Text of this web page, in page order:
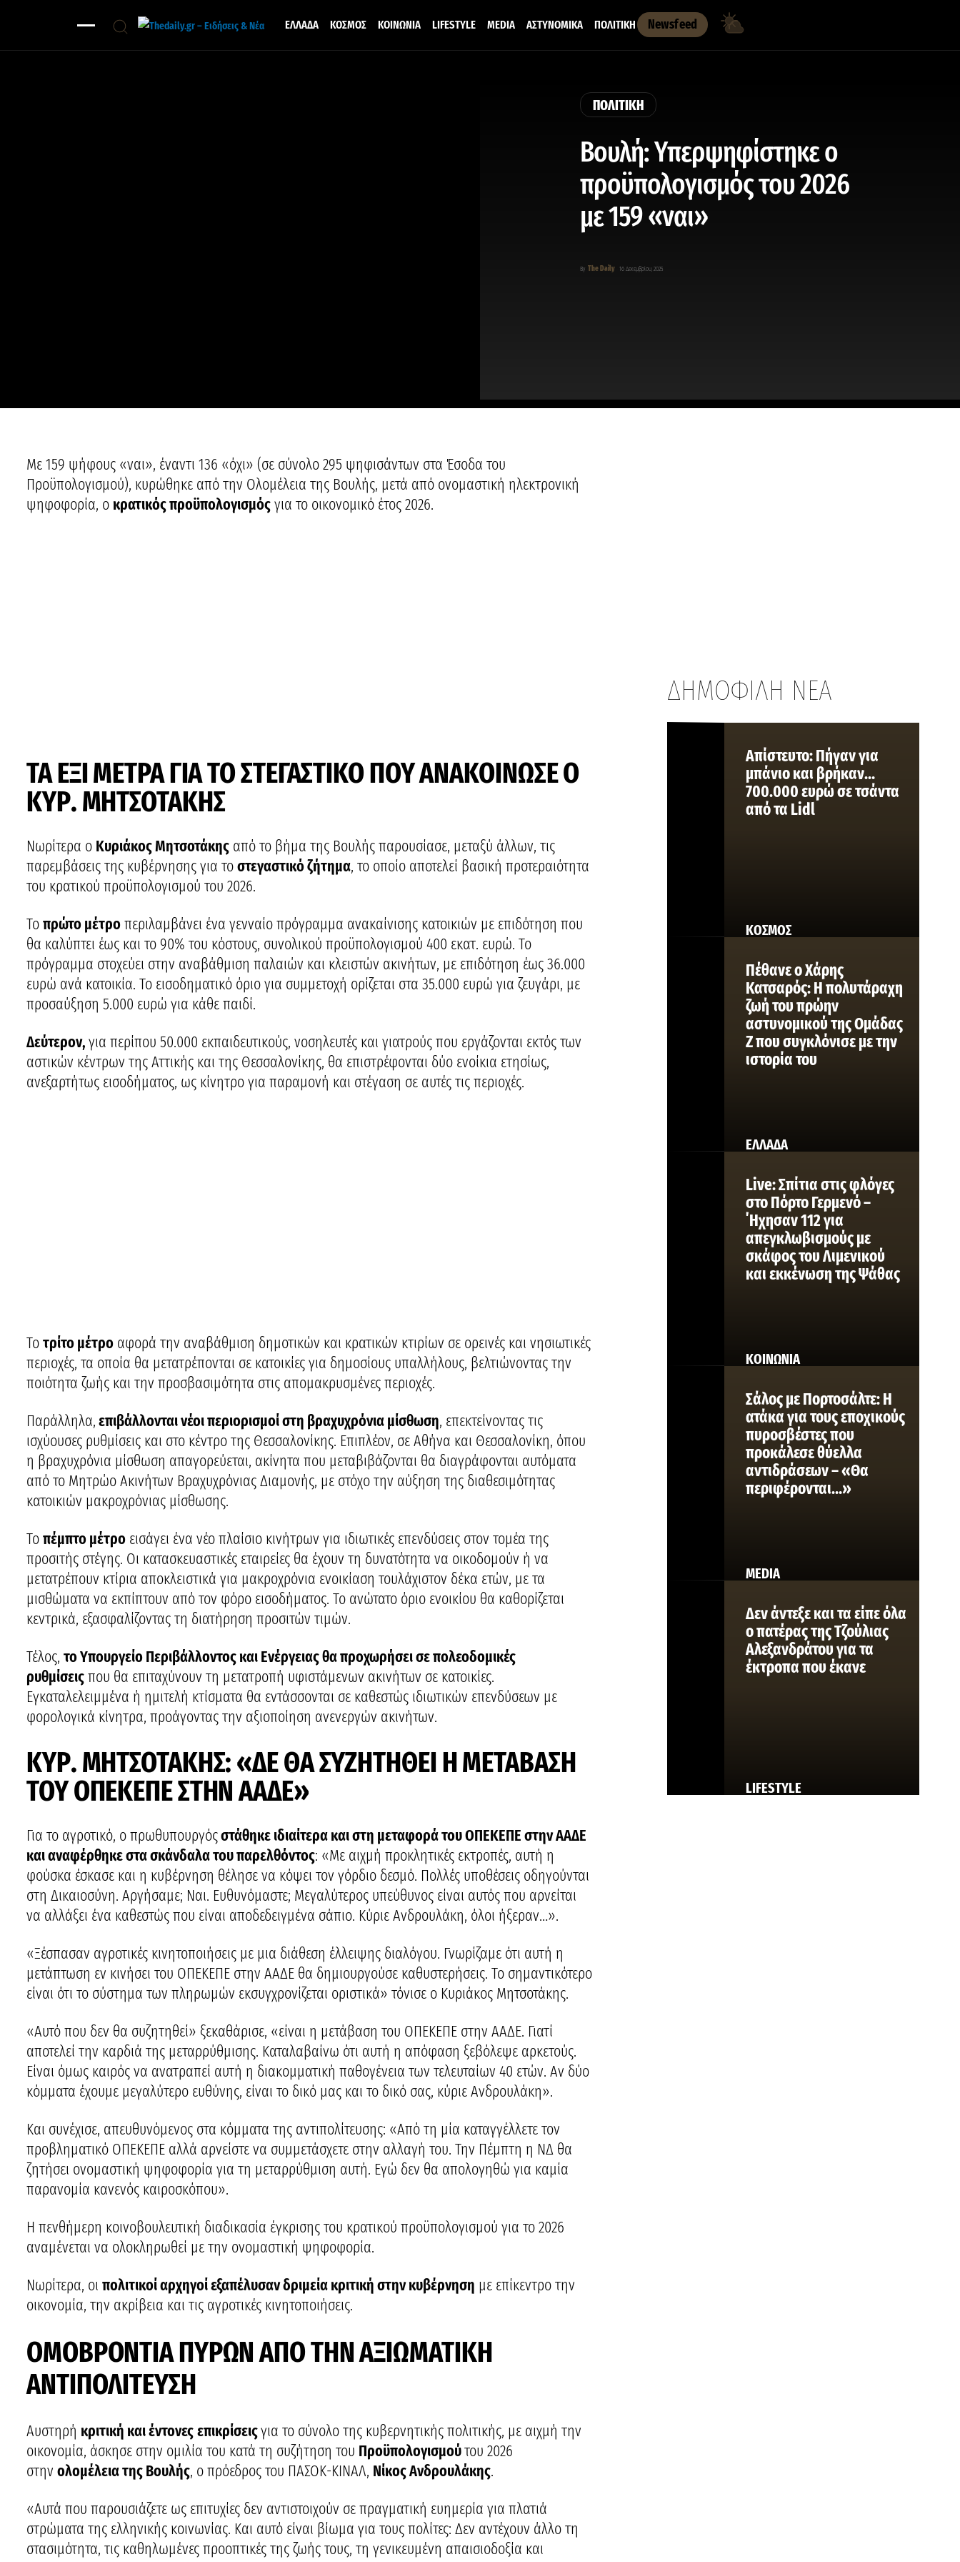
ΕΛΛΑΔΑ ΚΟΣΜΟΣ ΚΟΙΝΩΝΙΑ LIFESTYLE MEDIA ΑΣΤΥΝΟΜΙΚΑ ΠΟΛΙΤΙΚΗ Newsfeed
ΠΟΛΙΤΙΚΗ
Βουλή: Υπερψηφίστηκε ο
προϋπολογισμός του 2026
με 159 «ναι»
By The Daily 16 Δεκεμβρίου, 2025
Με 159 ψήφους «ναι», έναντι 136 «όχι» (σε σύνολο 295 ψηφισάντων στα Έσοδα του
Προϋπολογισμού), κυρώθηκε από την Ολομέλεια της Βουλής, μετά από ονομαστική ηλεκτρονική
ψηφοφορία, οκρατικός προϋπολογισμόςγια το οικονομικό έτος 2026.
ΤΑ ΕΞΙ ΜΕΤΡΑ ΓΙΑ ΤΟ ΣΤΕΓΑΣΤΙΚΟ ΠΟΥ ΑΝΑΚΟΙΝΩΣΕ Ο
ΚΥΡ. ΜΗΤΣΟΤΑΚΗΣ
Νωρίτερα ο Κυριάκος Μητσοτάκης από το βήμα της Βουλής παρουσίασε, μεταξύ άλλων, τις
παρεμβάσεις της κυβέρνησης για τοστεγαστικό ζήτημα, το οποίο αποτελεί βασική προτεραιότητα
του κρατικού προϋπολογισμού του 2026.
Τοπρώτο μέτροπεριλαμβάνει ένα γενναίο πρόγραμμα ανακαίνισης κατοικιών με επιδότηση που
θα καλύπτει έως και το 90% του κόστους, συνολικού προϋπολογισμού 400 εκατ. ευρώ. Το
πρόγραμμα στοχεύει στην αναβάθμιση παλαιών και κλειστών ακινήτων, με επιδότηση έως 36.000
ευρώ ανά κατοικία. Το εισοδηματικό όριο για συμμετοχή ορίζεται στα 35.000 ευρώ για ζευγάρι, με
προσαύξηση 5.000 ευρώ για κάθε παιδί.
Δεύτερον,για περίπου 50.000 εκπαιδευτικούς, νοσηλευτές και γιατρούς που εργάζονται εκτός των
αστικών κέντρων της Αττικής και της Θεσσαλονίκης, θα επιστρέφονται δύο ενοίκια ετησίως,
ανεξαρτήτως εισοδήματος, ως κίνητρο για παραμονή και στέγαση σε αυτές τις περιοχές.
Τοτρίτο μέτρο αφορά την αναβάθμιση δημοτικών και κρατικών κτιρίων σε ορεινές και νησιωτικές
περιοχές, τα οποία θα μετατρέπονται σε κατοικίες για δημοσίους υπαλλήλους, βελτιώνοντας την
ποιότητα ζωής και την προσβασιμότητα στις απομακρυσμένες περιοχές.
Παράλληλα,επιβάλλονται νέοι περιορισμοί στη βραχυχρόνια μίσθωση, επεκτείνοντας τις
ισχύουσες ρυθμίσεις και στο κέντρο της Θεσσαλονίκης. Επιπλέον, σε Αθήνα και Θεσσαλονίκη, όπου
η βραχυχρόνια μίσθωση απαγορεύεται, ακίνητα που μεταβιβάζονται θα διαγράφονται αυτόματα
από το Μητρώο Ακινήτων Βραχυχρόνιας Διαμονής, με στόχο την αύξηση της διαθεσιμότητας
κατοικιών μακροχρόνιας μίσθωσης.
Τοπέμπτο μέτρο εισάγει ένα νέο πλαίσιο κινήτρων για ιδιωτικές επενδύσεις στον τομέα της
προσιτής στέγης. Οι κατασκευαστικές εταιρείες θα έχουν τη δυνατότητα να οικοδομούν ή να
μετατρέπουν κτίρια αποκλειστικά για μακροχρόνια ενοικίαση τουλάχιστον δέκα ετών, με τα
μισθώματα να εκπίπτουν από τον φόρο εισοδήματος. Το ανώτατο όριο ενοικίου θα καθορίζεται
κεντρικά, εξασφαλίζοντας τη διατήρηση προσιτών τιμών.
Τέλος, το Υπουργείο Περιβάλλοντος και Ενέργειας θα προχωρήσει σε πολεοδομικές
ρυθμίσειςπου θα επιταχύνουν τη μετατροπή υφιστάμενων ακινήτων σε κατοικίες.
Εγκαταλελειμμένα ή ημιτελή κτίσματα θα εντάσσονται σε καθεστώς ιδιωτικών επενδύσεων με
φορολογικά κίνητρα, προάγοντας την αξιοποίηση ανενεργών ακινήτων.
ΚΥΡ. ΜΗΤΣΟΤΑΚΗΣ: «ΔΕ ΘΑ ΣΥΖΗΤΗΘΕΙ Η ΜΕΤΑΒΑΣΗ
ΤΟΥ ΟΠΕΚΕΠΕ ΣΤΗΝ ΑΑΔΕ»
Για το αγροτικό, ο πρωθυπουργόςστάθηκε ιδιαίτερα και στη μεταφορά του ΟΠΕΚΕΠΕ στην ΑΑΔΕ
και αναφέρθηκε στα σκάνδαλα του παρελθόντος: «Με αιχμή προκλητικές εκτροπές, αυτή η
φούσκα έσκασε και η κυβέρνηση θέλησε να κόψει τον γόρδιο δεσμό. Πολλές υποθέσεις οδηγούνται
στη Δικαιοσύνη. Αργήσαμε; Ναι. Ευθυνόμαστε; Μεγαλύτερος υπεύθυνος είναι αυτός που αρνείται
να αλλάξει ένα καθεστώς που είναι αποδεδειγμένα σάπιο. Κύριε Ανδρουλάκη, όλοι ήξεραν…».
«Ξέσπασαν αγροτικές κινητοποιήσεις με μια διάθεση έλλειψης διαλόγου. Γνωρίζαμε ότι αυτή η
μετάπτωση εν κινήσει του ΟΠΕΚΕΠΕ στην ΑΑΔΕ θα δημιουργούσε καθυστερήσεις. Το σημαντικότερο
είναι ότι το σύστημα των πληρωμών εκσυγχρονίζεται οριστικά» τόνισε ο Κυριάκος Μητσοτάκης.
«Αυτό που δεν θα συζητηθεί» ξεκαθάρισε, «είναι η μετάβαση του ΟΠΕΚΕΠΕ στην ΑΑΔΕ. Γιατί
αποτελεί την καρδιά της μεταρρύθμισης. Καταλαβαίνω ότι αυτή η απόφαση ξεβόλεψε αρκετούς.
Είναι όμως καιρός να ανατραπεί αυτή η διακομματική παθογένεια των τελευταίων 40 ετών. Αν δύο
κόμματα έχουμε μεγαλύτερο ευθύνης, είναι το δικό μας και το δικό σας, κύριε Ανδρουλάκη».
Και συνέχισε, απευθυνόμενος στα κόμματα της αντιπολίτευσης: «Από τη μία καταγγέλλετε τον
προβληματικό ΟΠΕΚΕΠΕ αλλά αρνείστε να συμμετάσχετε στην αλλαγή του. Την Πέμπτη η ΝΔ θα
ζητήσει ονομαστική ψηφοφορία για τη μεταρρύθμιση αυτή. Εγώ δεν θα απολογηθώ για καμία
παρανομία κανενός καιροσκόπου».
Η πενθήμερη κοινοβουλευτική διαδικασία έγκρισης του κρατικού προϋπολογισμού για το 2026
αναμένεται να ολοκληρωθεί με την ονομαστική ψηφοφορία.
Νωρίτερα, οι πολιτικοί αρχηγοί εξαπέλυσαν δριμεία κριτική στην κυβέρνηση με επίκεντρο την
οικονομία, την ακρίβεια και τις αγροτικές κινητοποιήσεις.
ΟΜΟΒΡΟΝΤΙΑ ΠΥΡΩΝ ΑΠΟ ΤΗΝ ΑΞΙΩΜΑΤΙΚΗ
ΑΝΤΙΠΟΛΙΤΕΥΣΗ
Αυστηρή κριτική και έντονεςεπικρίσειςγια το σύνολο της κυβερνητικής πολιτικής, με αιχμή την
οικονομία, άσκησε στην ομιλία του κατά τη συζήτηση του Προϋπολογισμούτου 2026
στην ολομέλεια της Βουλής, ο πρόεδρος του ΠΑΣΟΚ-ΚΙΝΑΛ, Νίκος Ανδρουλάκης.
«Αυτά που παρουσιάζετε ως επιτυχίες δεν αντιστοιχούν σε πραγματική ευημερία για πλατιά
στρώματα της ελληνικής κοινωνίας. Και αυτό είναι βίωμα για τους πολίτες: Δεν αντέχουν άλλο τη
στασιμότητα, τις καθηλωμένες προοπτικές της ζωής τους, τη γενικευμένη απαισιοδοξία και
ΔΗΜΟΦΙΛΗ ΝΕΑ
ΚΟΣΜΟΣ
Aπίστευτο: Πήγαν για
μπάνιο και βρήκαν…
700.000 ευρώ σε τσάντα
από τα Lidl
ΕΛΛΑΔΑ
Πέθανε ο Χάρης
Κατσαρός: Η πολυτάραχη
ζωή του πρώην
αστυνομικού της Ομάδας
Ζ που συγκλόνισε με την
ιστορία του
ΚΟΙΝΩΝΙΑ
Live: Σπίτια στις φλόγες
στο Πόρτο Γερμενό –
΄Ηχησαν 112 για
απεγκλωβισμούς με
σκάφος του Λιμενικού
και εκκένωση της Ψάθας
MEDIA
Σάλος με Πορτοσάλτε: Η
ατάκα για τους εποχικούς
πυροσβέστες που
προκάλεσε θύελλα
αντιδράσεων – «Θα
περιφέρονται…»
LIFESTYLE
Δεν άντεξε και τα είπε όλα
ο πατέρας της Τζούλιας
Αλεξανδράτου για τα
έκτροπα που έκανε